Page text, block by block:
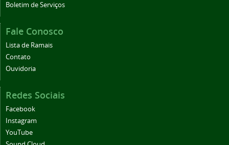
Boletim de Serviços
Fale Conosco
Lista de Ramais
Contato
Ouvidoria
Redes Sociais
Facebook
Instagram
YouTube